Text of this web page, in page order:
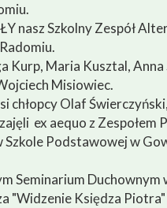
nasz Szkolny Zespół
Kurp, Maria Kusztal,
Misiowiec.
chłopcy Olaf
ex aequo z Zespołem
Szkole Podstawowej w
Seminarium
"Widzenie Księdza Piotra"
Kalendarium historii szkoły
potrzeb Technikum
Diagnoza potrzeb Liceum
Ochrony